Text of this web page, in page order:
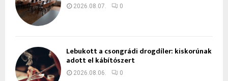
2026.08.07. 0
Lebukott a csongrádi drogdíler: kiskorúnak
adott el kábítószert
2026.08.06. 0